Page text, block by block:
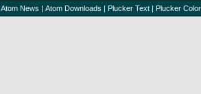
Atom News | Atom Downloads | Plucker Text | Plucker Color